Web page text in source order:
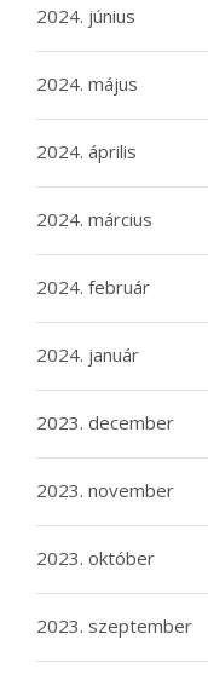
2024. június
2024. május
2024. április
2024. március
2024. február
2024. január
2023. december
2023. november
2023. október
2023. szeptember